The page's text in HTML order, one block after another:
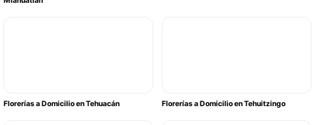
Florerías a Domicilio en Tehuacán Florerías a Domicilio en Tehuitzingo